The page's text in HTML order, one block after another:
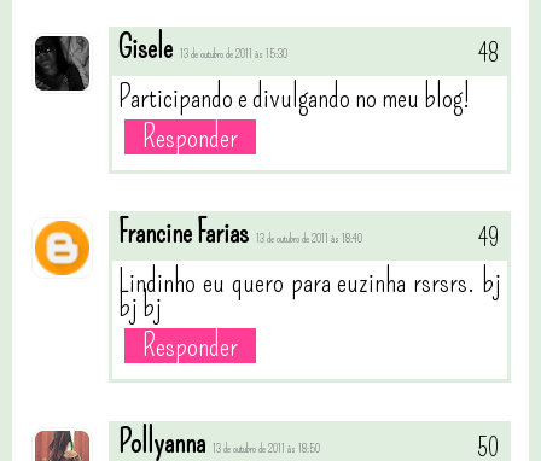
Gisele 13 de outubro de 2011 às 15:30
Participando e divulgando no meu blog!
Responder
Francine Farias 13 de outubro de 2011 às 18:40
Lindinho eu quero para euzinha rsrsrs. bj
bj bj
Responder
Pollyanna 13 de outubro de 2011 às 18:50